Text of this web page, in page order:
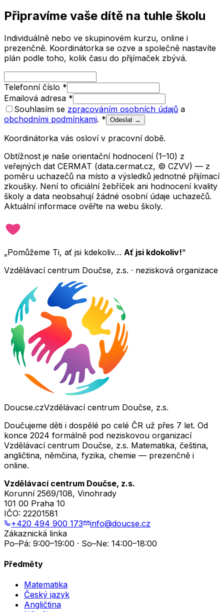
Připravíme vaše dítě na tuhle školu
Individuálně nebo ve skupinovém kurzu, online i
prezenčně. Koordinátorka se ozve a společně nastavíte
plán podle toho, kolik času do přijímaček zbývá.
Telefonní číslo *
Emailová adresa *
Souhlasím se zpracováním osobních údajů a
obchodními podmínkami. * Odeslat →
Koordinátorka vás osloví v pracovní době.
Obtížnost je naše orientační hodnocení (1–10) z
veřejných dat CERMAT (data.cermat.cz, © CZVV) — z
poměru uchazečů na místo a výsledků jednotné přijímací
zkoušky. Není to oficiální žebříček ani hodnocení kvality
školy a data neobsahují žádné osobní údaje uchazečů.
Aktuální informace ověřte na webu školy.
„Pomůžeme Ti, ať jsi kdekoliv… Ať jsi kdokoliv!"
Vzdělávací centrum Doučse, z.s. · nezisková organizace
Doucse.czVzdělávací centrum Doučse, z.s.
Doučujeme děti i dospělé po celé ČR už přes 7 let. Od
konce 2024 formálně pod neziskovou organizací
Vzdělávací centrum Doučse, z.s. Matematika, čeština,
angličtina, němčina, fyzika, chemie — prezenčně i
online.
Vzdělávací centrum Doučse, z.s.
Korunní 2569/108, Vinohrady
101 00 Praha 10
IČO: 22201581
+420 494 900 173
info@doucse.cz
Zákaznická linka
Po–Pá: 9:00–19:00 · So–Ne: 14:00–18:00
Předměty
Matematika
Český jazyk
Angličtina